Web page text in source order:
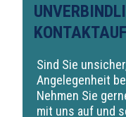
Sind Sie
Angelegenheit
Nehmen Sie
mit uns auf und